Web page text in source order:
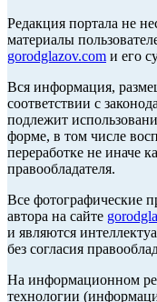
Редакция портала не
материалы
gorodglazov.com и его
Вся информация,
соответствии с
подлежит
форме, в том числе
переработке не иначе
правообладателя.
Все фотографические
автора на сайте
и являются
без согласия
На информационном
технологии